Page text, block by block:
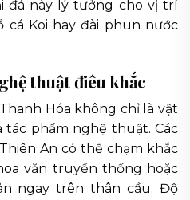
đá này lý tưởng cho vị trí
Koi hay đài phun nước
thuật điêu khắc
Hóa không chỉ là vật
tác phẩm nghệ thuật. Các
An có thể chạm khắc
văn truyền thống hoặc
ngay trên thân cầu. Độ